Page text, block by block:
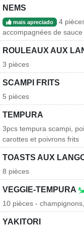
NEMS
mais apreciado
4
accompagnées de
ROULEAUX AUX
3 pièces
SCAMPI FRITS
5 pièces
TEMPURA
3pcs tempura scampi,
carottes et poivrons frits
TOASTS AUX
8 pièces
VEGGIE-TEMPURA
10 pièces -
YAKITORI